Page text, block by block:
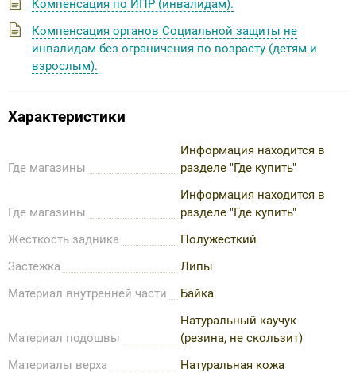
Компенсация по ИПР (инвалидам).
Компенсация органов Социальной защиты не
инвалидам без ограничения по возрасту (детям и
взрослым).
Характеристики
Где магазины
Информация находится в
разделе "Где купить"
Где магазины
Информация находится в
разделе "Где купить"
Жесткость задника
Полужесткий
Застежка
Липы
Материал внутренней части
Байка
Материал подошвы
Натуральный каучук
(резина, не скользит)
Материалы верха
Натуральная кожа